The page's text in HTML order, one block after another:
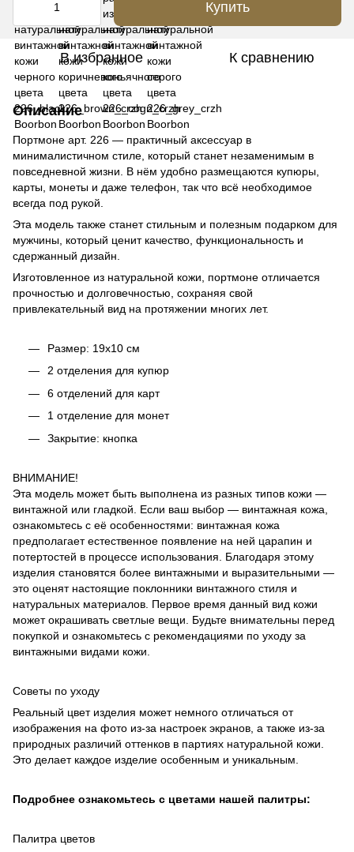
Купить
В избранное К сравнению
Описание
Портмоне арт. 226 — практичный аксессуар в
минималистичном стиле, который станет незаменимым в
повседневной жизни. В нём удобно размещаются купюры,
карты, монеты и даже телефон, так что всё необходимое
всегда под рукой.
Эта модель также станет стильным и полезным подарком для
мужчины, который ценит качество, функциональность и
сдержанный дизайн.
Изготовленное из натуральной кожи, портмоне отличается
прочностью и долговечностью, сохраняя свой
привлекательный вид на протяжении многих лет.
Размер: 19х10 см
2 отделения для купюр
6 отделений для карт
1 отделение для монет
Закрытие: кнопка
ВНИМАНИЕ!
Эта модель может быть выполнена из разных типов кожи —
винтажной или гладкой. Если ваш выбор — винтажная кожа,
ознакомьтесь с её особенностями: винтажная кожа
предполагает естественное появление на ней царапин и
потертостей в процессе использования. Благодаря этому
изделия становятся более винтажными и выразительными —
это оценят настоящие поклонники винтажного стиля и
натуральных материалов. Первое время данный вид кожи
может окрашивать светлые вещи. Будьте внимательны перед
покупкой и ознакомьтесь с рекомендациями по уходу за
винтажными видами кожи.
Советы по уходу
Реальный цвет изделия может немного отличаться от
изображения на фото из-за настроек экранов, а также из-за
природных различий оттенков в партиях натуральной кожи.
Это делает каждое изделие особенным и уникальным.
Подробнее ознакомьтесь с цветами нашей палитры:
Палитра цветов